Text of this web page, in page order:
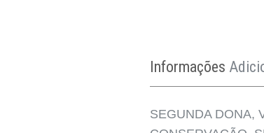
Informações
SEGUNDA DONA,